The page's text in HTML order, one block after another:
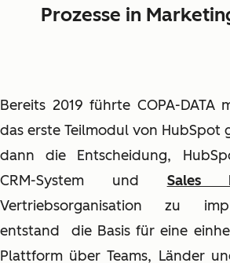
Prozesse in
Bereits 2019 führte COPA-DATA
das erste Teilmodul von HubSpot
dann die Entscheidung,
CRM-System und Sales
Vertriebsorganisation zu
entstand die Basis für eine
Plattform über Teams, Länder